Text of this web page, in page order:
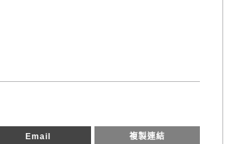
Email 複製連結